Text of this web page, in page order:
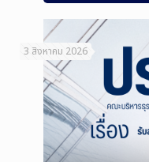
3 สิงหาคม 2026